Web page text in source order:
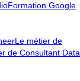
Formation Google
Le métier de
de Consultant Data